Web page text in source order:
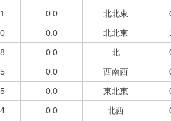
0.0 北北東
0.0 北北東
0.0 北
0.0 西南西
0.0 東北東
0.0 北西